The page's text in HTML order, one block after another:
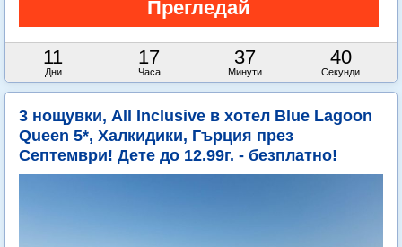
11
Дни
17
Часа
37
Минути
38
Секунди
3 нощувки, All Inclusive в хотел Blue Lagoon
Queen 5*, Халкидики, Гърция през
Септември! Дете до 12.99г. - безплатно!